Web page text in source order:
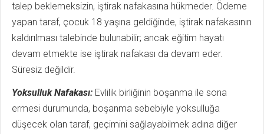
talep beklemeksizin, iştirak nafakasına hükmeder. Ödeme
yapan taraf, çocuk 18 yaşına geldiğinde, iştirak nafakasının
kaldırılması talebinde bulunabilir; ancak eğitim hayatı
devam etmekte ise iştirak nafakası da devam eder.
Süresiz değildir.
Yoksulluk Nafakası: Evlilik birliğinin boşanma ile sona
ermesi durumunda, boşanma sebebiyle yoksulluğa
düşecek olan taraf, geçimini sağlayabilmek adına diğer